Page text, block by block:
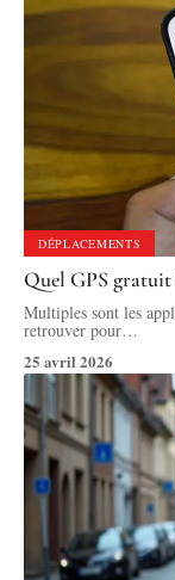
DÉPLACEMENTS
Quel GPS gratuit
Multiples sont les
retrouver pour…
25 avril 2026